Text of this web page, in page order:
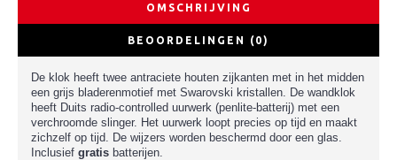
OMSCHRIJVING
BEOORDELINGEN (0)
De klok heeft twee antraciete houten zijkanten met in het midden
een grijs bladerenmotief met Swarovski kristallen. De wandklok
heeft Duits radio-controlled uurwerk (penlite-batterij) met een
verchroomde slinger. Het uurwerk loopt precies op tijd en maakt
zichzelf op tijd. De wijzers worden beschermd door een glas.
Inclusief gratis batterijen.